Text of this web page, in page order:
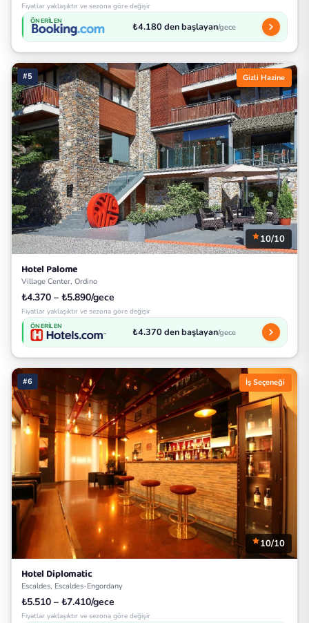
Fiyatlar yaklaşıktır ve sezona göre değişir
ÖNERILEN ₺4.180 den başlayan/gece
#5 Gizli Hazine
10/10
Hotel Palome
Village Center, Ordino
₺4.370 – ₺5.890/gece
Fiyatlar yaklaşıktır ve sezona göre değişir
ÖNERILEN ₺4.370 den başlayan/gece
#6 İş Seçeneği
10/10
Hotel Diplomatic
Escaldes, Escaldes-Engordany
₺5.510 – ₺7.410/gece
Fiyatlar yaklaşıktır ve sezona göre değişir